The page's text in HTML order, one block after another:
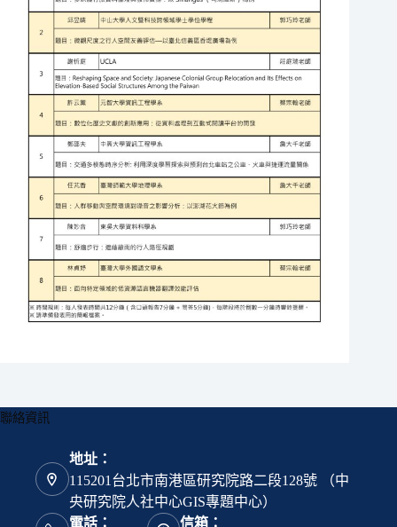
聯絡資訊
地址：
115201台北市南港區研究院路二段128號 （中
央研究院人社中心GIS專題中心）
電話：
信箱：